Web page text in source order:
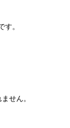
。
せん。